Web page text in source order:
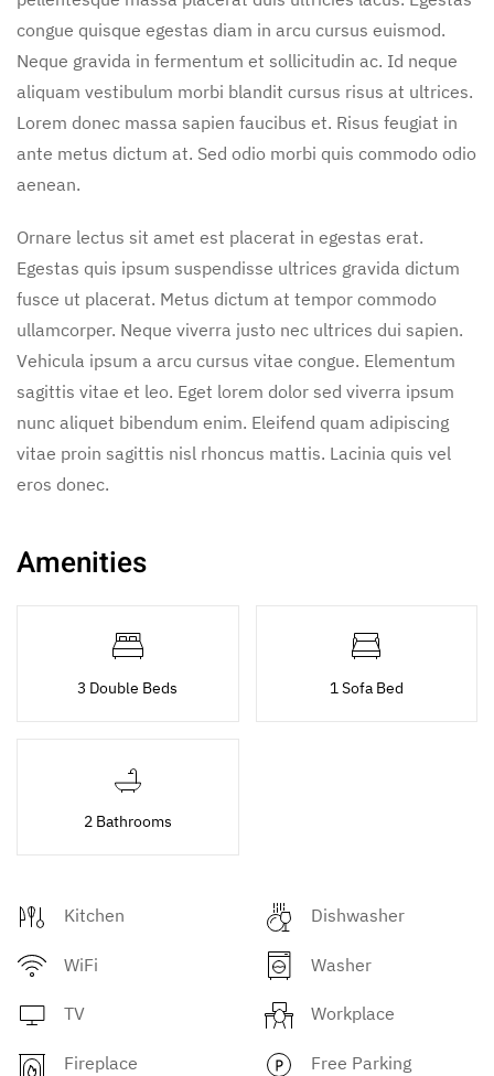
congue quisque egestas diam in arcu cursus euismod.
Neque gravida in fermentum et sollicitudin ac. Id neque
aliquam vestibulum morbi blandit cursus risus at ultrices.
Lorem donec massa sapien faucibus et. Risus feugiat in
ante metus dictum at. Sed odio morbi quis commodo odio
aenean.
Ornare lectus sit amet est placerat in egestas erat.
Egestas quis ipsum suspendisse ultrices gravida dictum
fusce ut placerat. Metus dictum at tempor commodo
ullamcorper. Neque viverra justo nec ultrices dui sapien.
Vehicula ipsum a arcu cursus vitae congue. Elementum
sagittis vitae et leo. Eget lorem dolor sed viverra ipsum
nunc aliquet bibendum enim. Eleifend quam adipiscing
vitae proin sagittis nisl rhoncus mattis. Lacinia quis vel
eros donec.
Amenities
3 Double Beds 1 Sofa Bed
2 Bathrooms
Kitchen Dishwasher
WiFi Washer
TV Workplace
Fireplace Free Parking